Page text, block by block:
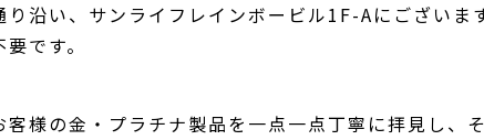
り沿い、サンライフレインボービル1F-Aにござい
です。
様の金・プラチナ製品を一点一点丁寧に拝見し、